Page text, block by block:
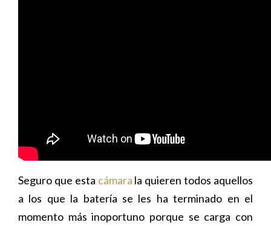
Seguro que esta cámara la quieren todos aquellos
a los que la batería se les ha terminado en el
momento más inoportuno porque se carga con